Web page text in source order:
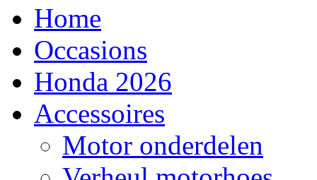
Home
Occasions
Honda 2026
Accessoires
Motor onderdelen